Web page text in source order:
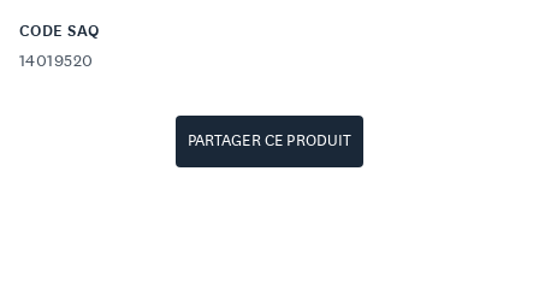
CODE SAQ
14019520
PARTAGER CE PRODUIT